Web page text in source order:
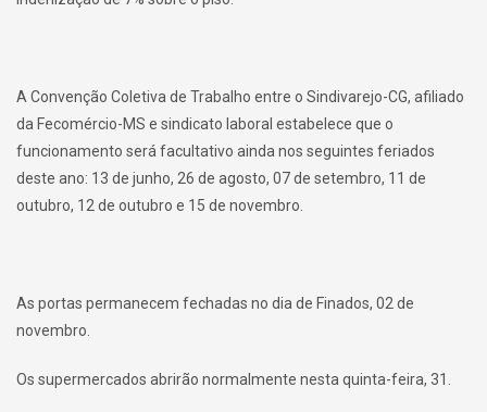
A Convenção Coletiva de Trabalho entre o Sindivarejo-CG, afiliado
da Fecomércio-MS e sindicato laboral estabelece que o
funcionamento será facultativo ainda nos seguintes feriados
deste ano: 13 de junho, 26 de agosto, 07 de setembro, 11 de
outubro, 12 de outubro e 15 de novembro.
As portas permanecem fechadas no dia de Finados, 02 de
novembro.
Os supermercados abrirão normalmente nesta quinta-feira, 31.